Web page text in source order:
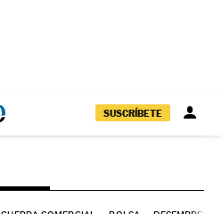
SUSCRÍBETE